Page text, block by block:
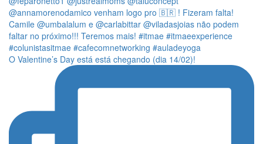
O Valentine’s Day está está chegando (dia 14/02)!